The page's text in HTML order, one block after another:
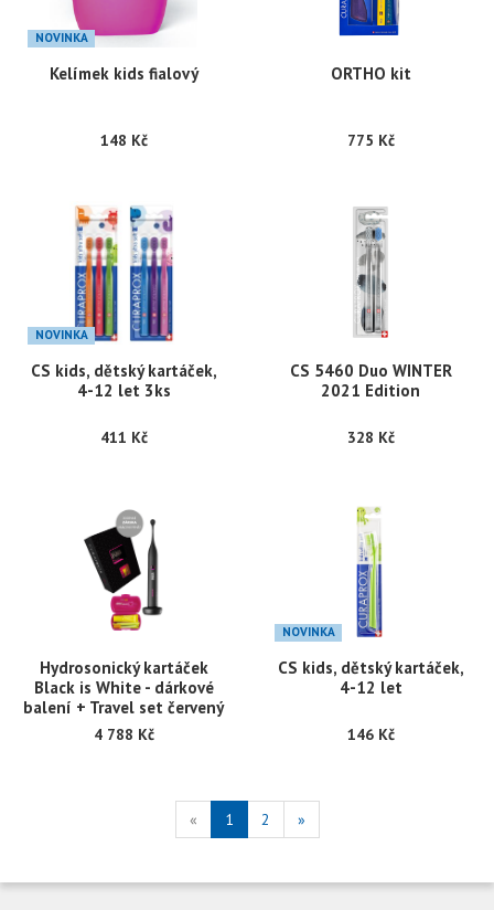
NOVINKA
Kelímek kids fialový
148 Kč
ORTHO kit
775 Kč
NOVINKA
CS kids, dětský kartáček,
4-12 let 3ks
411 Kč
CS 5460 Duo WINTER
2021 Edition
328 Kč
Hydrosonický kartáček
Black is White - dárkové
balení + Travel set červený
4 788 Kč
NOVINKA
CS kids, dětský kartáček,
4-12 let
146 Kč
« 1 2 »